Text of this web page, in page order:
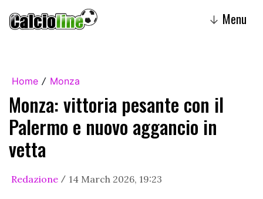
↓ Menu
Home / Monza
Monza: vittoria pesante con il
Palermo e nuovo aggancio in
vetta
Redazione / 14 March 2026, 19:23